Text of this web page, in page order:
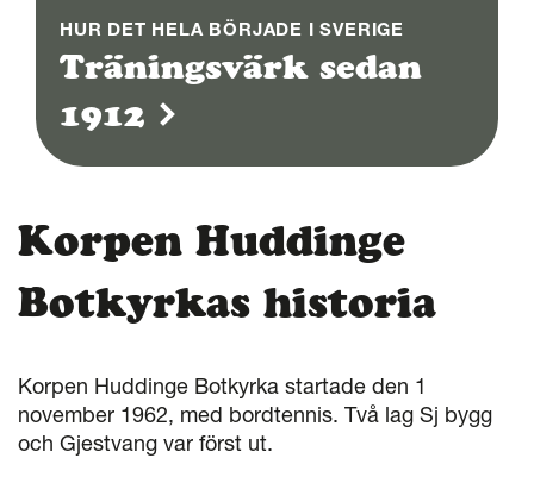
HUR DET HELA BÖRJADE I SVERIGE
Träningsvärk sedan
1912
Korpen Huddinge
Botkyrkas historia
Korpen Huddinge Botkyrka startade den 1
november 1962, med bordtennis. Två lag Sj bygg
och Gjestvang var först ut.